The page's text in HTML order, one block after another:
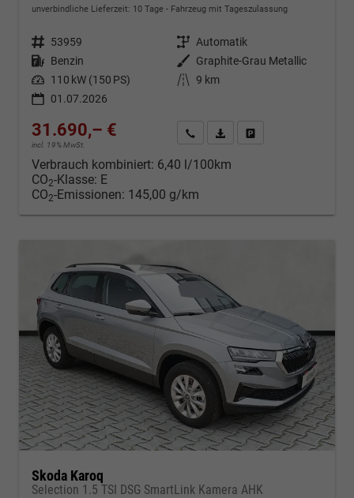
unverbindliche Lieferzeit: 10 Tage Fahrzeug mit Tageszulassung
Fahrzeugnr. 53959 Getriebe Automatik
Kraftstoff Benzin Außenfarbe
Graphite-Grau Metallic
Leistung 110 kW (150 PS) Kilometerstand 9 km
01.07.2026
31.690,– €
incl. 19% MwSt.
Kontakt & Angebot anfordern
PDF-Datei, Fahrzeugexposé
Verbrauch kombiniert: 6,40 l/100km
CO2-Klasse: E
CO2-Emissionen: 145,00 g/km
Skoda Karoq
Selection 1.5 TSI DSG SmartLink Kamera AHK